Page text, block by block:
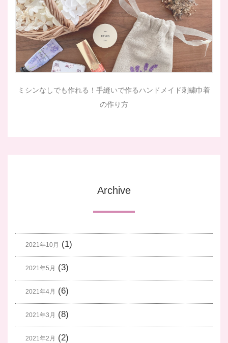
ミシンなしでも作れる！手縫いで作るハンドメイド刺繍巾着
の作り方
Archive
2021年10月 (1)
2021年5月 (3)
2021年4月 (6)
2021年3月 (8)
2021年2月 (2)